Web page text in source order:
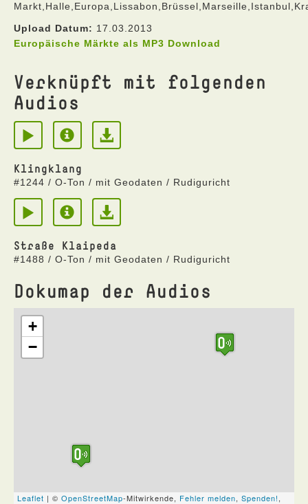
Upload Datum: 17.03.2013
Europäische Märkte als MP3 Download
Verknüpft mit folgenden
Audios
Klingklang
#1244 / O-Ton / mit Geodaten / Rudiguricht
Straße Klaipeda
#1488 / O-Ton / mit Geodaten / Rudiguricht
Dokumap der Audios